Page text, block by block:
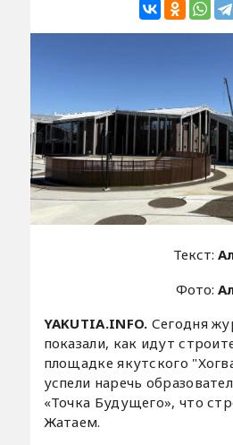
Текст:
Фото:
YAKUTIA.INFO. Сегодня
показали, как идут
площадке якутского
успели наречь
«Точка Будущего», что
Жатаем.